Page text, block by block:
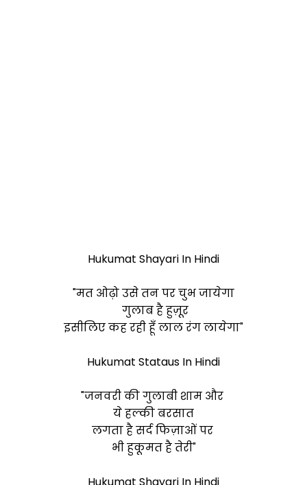
Hukumat Shayari In Hindi
"मत ओढ़ो उसे तन पर चुभ जायेगा
गुलाब है हुज़ूर
इसीलिए कह रही हूँ लाल रंग लायेगा"
Hukumat Stataus In Hindi
"जनवरी की गुलाबी शाम और
ये हल्की बरसात
लगता है सर्द फिज़ाओं पर
भी हुकूमत है तेरी"